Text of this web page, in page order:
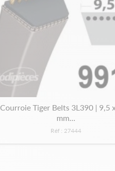
Courroie Tiger Belts 3L390 | 9,5
mm...
Réf : 27444